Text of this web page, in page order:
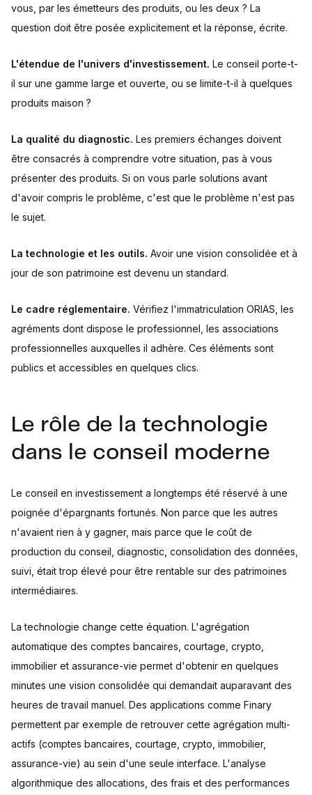
vous, par les émetteurs des produits, ou les deux ? La
question doit être posée explicitement et la réponse, écrite.
L'étendue de l'univers d'investissement. Le conseil porte-t-
il sur une gamme large et ouverte, ou se limite-t-il à quelques
produits maison ?
La qualité du diagnostic. Les premiers échanges doivent
être consacrés à comprendre votre situation, pas à vous
présenter des produits. Si on vous parle solutions avant
d'avoir compris le problème, c'est que le problème n'est pas
le sujet.
La technologie et les outils. Avoir une vision consolidée et à
jour de son patrimoine est devenu un standard.
Le cadre réglementaire. Vérifiez l'immatriculation ORIAS, les
agréments dont dispose le professionnel, les associations
professionnelles auxquelles il adhère. Ces éléments sont
publics et accessibles en quelques clics.
Le rôle de la technologie
dans le conseil moderne
Le conseil en investissement a longtemps été réservé à une
poignée d'épargnants fortunés. Non parce que les autres
n'avaient rien à y gagner, mais parce que le coût de
production du conseil, diagnostic, consolidation des données,
suivi, était trop élevé pour être rentable sur des patrimoines
intermédiaires.
La technologie change cette équation. L'agrégation
automatique des comptes bancaires, courtage, crypto,
immobilier et assurance-vie permet d'obtenir en quelques
minutes une vision consolidée qui demandait auparavant des
heures de travail manuel. Des applications comme Finary
permettent par exemple de retrouver cette agrégation multi-
actifs (comptes bancaires, courtage, crypto, immobilier,
assurance-vie) au sein d'une seule interface. L'analyse
algorithmique des allocations, des frais et des performances